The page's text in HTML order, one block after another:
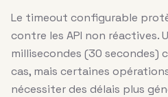
Le timeout configurable
contre les API non réactives.
millisecondes (30 secondes)
cas, mais certaines
nécessiter des délais plus